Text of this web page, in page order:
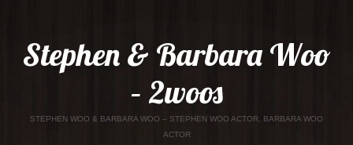
Stephen & Barbara Woo
– 2woos
STEPHEN WOO & BARBARA WOO – STEPHEN WOO ACTOR, BARBARA WOO
ACTOR